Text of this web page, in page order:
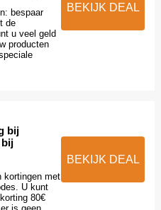
bespaar
de
u veel geld
producten
BEKIJK DEAL
bij
bij
kortingen met
U kunt
80€
BEKIJK DEAL